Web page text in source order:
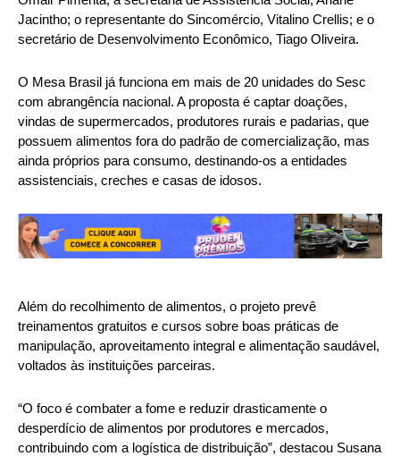
Jacintho; o representante do Sincomércio, Vitalino Crellis; e o
secretário de Desenvolvimento Econômico, Tiago Oliveira.
O Mesa Brasil já funciona em mais de 20 unidades do Sesc
com abrangência nacional. A proposta é captar doações,
vindas de supermercados, produtores rurais e padarias, que
possuem alimentos fora do padrão de comercialização, mas
ainda próprios para consumo, destinando-os a entidades
assistenciais, creches e casas de idosos.
Além do recolhimento de alimentos, o projeto prevê
treinamentos gratuitos e cursos sobre boas práticas de
manipulação, aproveitamento integral e alimentação saudável,
voltados às instituições parceiras.
“O foco é combater a fome e reduzir drasticamente o
desperdício de alimentos por produtores e mercados,
contribuindo com a logística de distribuição”, destacou Susana